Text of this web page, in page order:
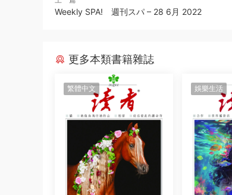
Weekly SPA! 週刊スパ – 28 6月 2022
更多本類書籍雜誌
繁體中文 娛樂生活